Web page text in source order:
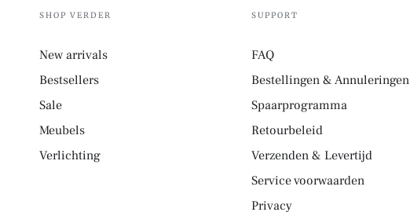
SHOP VERDER
New arrivals
Bestsellers
Sale
Meubels
Verlichting
SUPPORT
FAQ
Bestellingen & Annuleringen
Spaarprogramma
Retourbeleid
Verzenden & Levertijd
Service voorwaarden
Privacy